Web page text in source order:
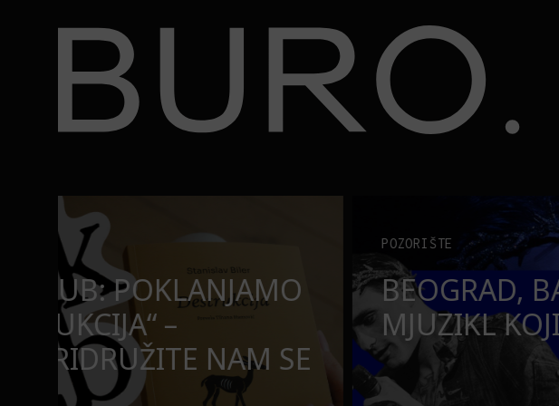
BURO.
nam se u čitanju!
POZORIŠTE
BEOGRAD, BAJAGA I OSAMDESETE:
MJUZIKL KOJI NE PROPUŠTAMO
Beograd, Bajaga i osamdesete: Mjuzikl koji ne propuštamo